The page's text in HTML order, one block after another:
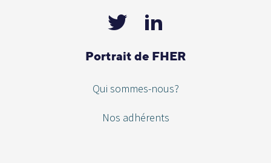
Portrait de FHER
Qui sommes-nous?
Nos adhérents